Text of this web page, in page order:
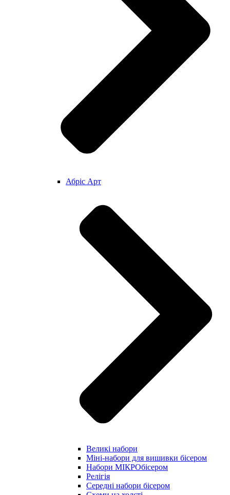
Абріс Арт
Великі набори
Міні-набори для вишивки бісером
Набори МІКРОбісером
Релігія
Середні набори бісером